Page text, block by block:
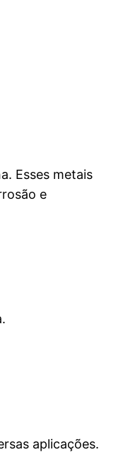
Esses metais
e
aplicações.